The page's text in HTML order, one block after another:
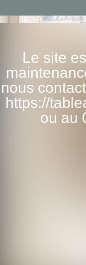
Le site
nous
https://
ou au